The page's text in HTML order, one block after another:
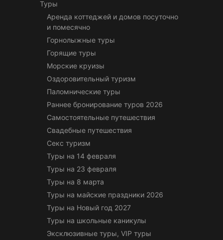
Туры
Аренда коттеджей и домов посуточно
и помесячно
Горнолыжные туры
Горящие туры
Морские круизы
Оздоровительный туризм
Паломнические туры
Раннее бронирование туров 2026
Самостоятельные путешествия
Свадебные путешествия
Секс туризм
Туры на 14 февраля
Туры на 23 февраля
Туры на 8 марта
Туры на майские праздники 2026
Туры на Новый год 2027
Туры на школьные каникулы
Эксклюзивные туры, VIP туры